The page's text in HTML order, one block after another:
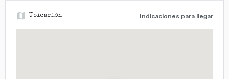
map Ubicación Indicaciones para llegar